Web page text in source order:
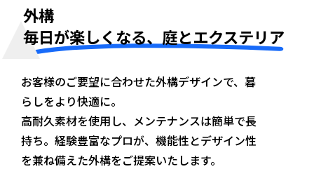
外構
毎日が楽しくなる、庭とエクステリア
お客様のご要望に合わせた外構デザインで、暮
らしをより快適に。
高耐久素材を使用し、メンテナンスは簡単で長
持ち。経験豊富なプロが、機能性とデザイン性
を兼ね備えた外構をご提案いたします。